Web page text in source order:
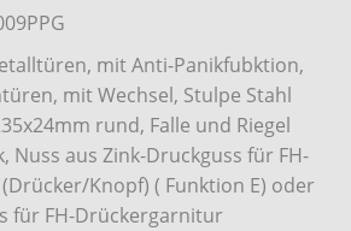
mit Anti-Panikfubktion,
mit Wechsel, Stulpe Stahl
rund, Falle und Riegel
Nuss aus Zink-Druckguss für FH-
Knopf) ( Funktion E) oder
für FH-Drückergarnitur